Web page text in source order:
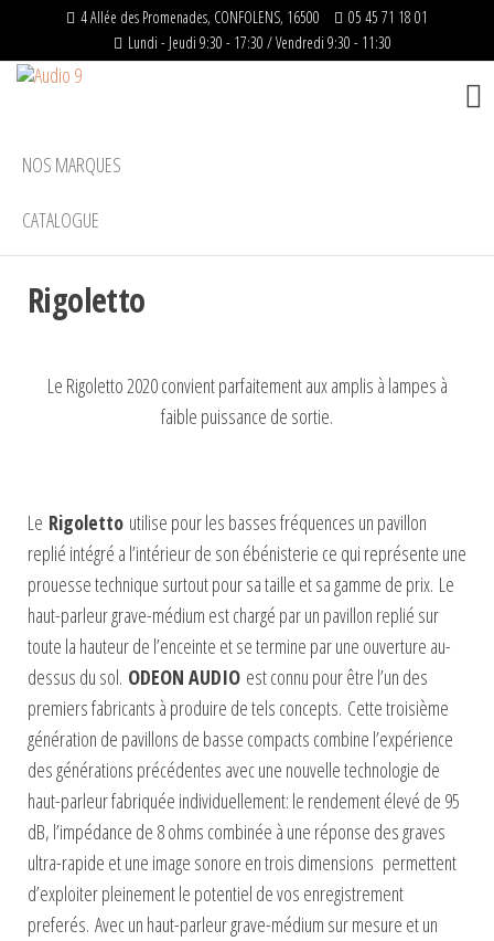
4 Allée des Promenades, CONFOLENS, 16500
05 45 71 18 01
Lundi - Jeudi 9:30 - 17:30 / Vendredi 9:30 - 11:30
NOS MARQUES
CATALOGUE
Rigoletto
Le Rigoletto 2020 convient parfaitement aux amplis à lampes à
faible puissance de sortie.
Le Rigoletto utilise pour les basses fréquences un pavillon
replié intégré a l’intérieur de son ébénisterie ce qui représente une
prouesse technique surtout pour sa taille et sa gamme de prix. Le
haut-parleur grave-médium est chargé par un pavillon replié sur
toute la hauteur de l’enceinte et se termine par une ouverture au-
dessus du sol. ODEON AUDIO est connu pour être l’un des
premiers fabricants à produire de tels concepts. Cette troisième
génération de pavillons de basse compacts combine l’expérience
des générations précédentes avec une nouvelle technologie de
haut-parleur fabriquée individuellement: le rendement élevé de 95
dB, l’impédance de 8 ohms combinée à une réponse des graves
ultra-rapide et une image sonore en trois dimensions permettent
d’exploiter pleinement le potentiel de vos enregistrement
preferés. Avec un haut-parleur grave-médium sur mesure et un